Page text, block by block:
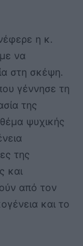
η κ.
να
στη σκέψη.
γέννησε τη
της
ψυχικής
της
και
από τον
και το